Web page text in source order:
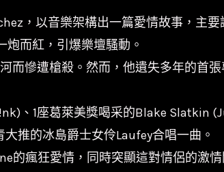
天
臉
Angel
Face/
數
，以音樂架構出一篇愛情故事，主
炮而紅，引爆樂壇騷動。
而慘遭槍殺。然而，他遺失多年的首
、1座葛萊美獎喝采的Blake Slatkin
推的冰島爵士女伶Laufey合唱一曲。
的瘋狂愛情，同時突顯這對情侶的激